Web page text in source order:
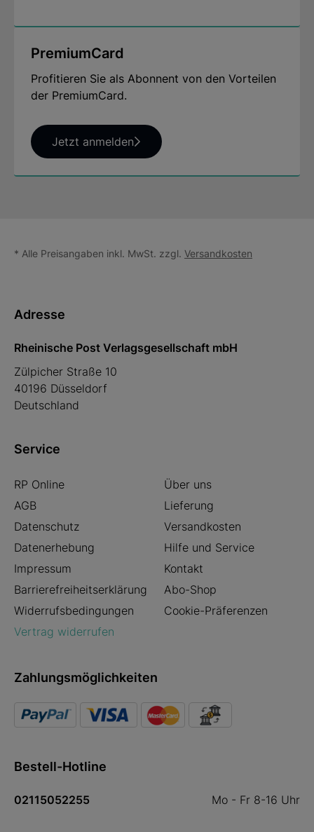
PremiumCard
Profitieren Sie als Abonnent von den Vorteilen
der PremiumCard.
Jetzt anmelden
* Alle Preisangaben inkl. MwSt. zzgl. Versandkosten
Adresse
Rheinische Post Verlagsgesellschaft mbH
Zülpicher Straße 10
40196 Düsseldorf
Deutschland
Service
RP Online
Über uns
AGB
Lieferung
Datenschutz
Versandkosten
Datenerhebung
Hilfe und Service
Impressum
Kontakt
Barrierefreiheitserklärung
Abo-Shop
Widerrufsbedingungen
Cookie-Präferenzen
Vertrag widerrufen
Zahlungsmöglichkeiten
Bestell-Hotline
02115052255 Mo - Fr 8-16 Uhr